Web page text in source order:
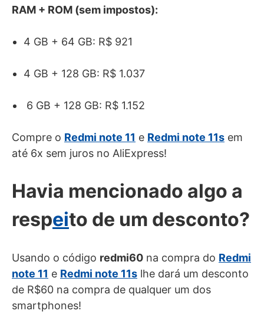
RAM + ROM (sem impostos):
4 GB + 64 GB: R$ 921
4 GB + 128 GB: R$ 1.037
6 GB + 128 GB: R$ 1.152
Compre o Redmi note 11 e Redmi note 11s em
até 6x sem juros no AliExpress!
Havia mencionado algo a
respeito de um desconto?
Usando o código redmi60 na compra do Redmi
note 11 e Redmi note 11s lhe dará um desconto
de R$60 na compra de qualquer um dos
smartphones!